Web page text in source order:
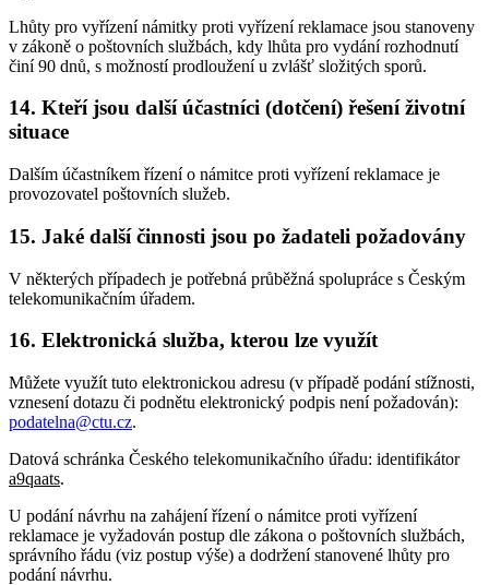
Lhůty pro vyřízení námitky proti vyřízení reklamace jsou stanoveny
v zákoně o poštovních službách, kdy lhůta pro vydání rozhodnutí
činí 90 dnů, s možností prodloužení u zvlášť složitých sporů.
14. Kteří jsou další účastníci (dotčení) řešení životní
situace
Dalším účastníkem řízení o námitce proti vyřízení reklamace je
provozovatel poštovních služeb.
15. Jaké další činnosti jsou po žadateli požadovány
V některých případech je potřebná průběžná spolupráce s Českým
telekomunikačním úřadem.
16. Elektronická služba, kterou lze využít
Můžete využít tuto elektronickou adresu (v případě podání stížnosti,
vznesení dotazu či podnětu elektronický podpis není požadován):
podatelna@ctu.cz.
Datová schránka Českého telekomunikačního úřadu: identifikátor
a9qaats.
U podání návrhu na zahájení řízení o námitce proti vyřízení
reklamace je vyžadován postup dle zákona o poštovních službách,
správního řádu (viz postup výše) a dodržení stanovené lhůty pro
podání návrhu.